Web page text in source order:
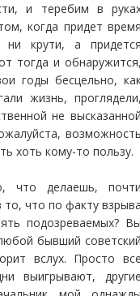
и теребим в
когда придет
ни крути, а
тогда и
годы бесцельно,
жизнь,
не
хоть кому-то пользу.
что делаешь,
что по факту
подозреваемых?
бывший
вслух. Просто
выигрывают,